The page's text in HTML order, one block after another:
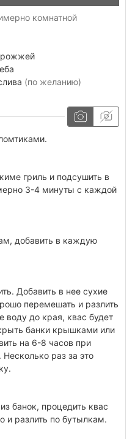
комнатной
(по желанию)
гриль и подсушить в
3-4 минуты с каждой
добавить в каждую
Добавить в нее сухие
перемешать и разлить
воду до края, квас будет
банки крышками или
на 6-8 часов при
раз за это
банок, процедить квас
и разлить по бутылкам.